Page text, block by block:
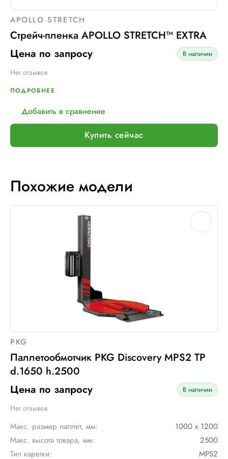
APOLLO STRETCH
Стрейч-пленка APOLLO STRETCH™ EXTRA
Цена по запросу
В наличии
Нет отзывов
ПОДРОБНЕЕ
Добавить в сравнение
Купить сейчас
Похожие модели
PKG
Паллетообмотчик PKG Discovery MPS2 TP
d.1650 h.2500
Цена по запросу
В наличии
Нет отзывов
Макс. размер паллет, мм:
1000 х 1200
Макс. высота товара, мм:
2500
Тип каретки:
MPS2